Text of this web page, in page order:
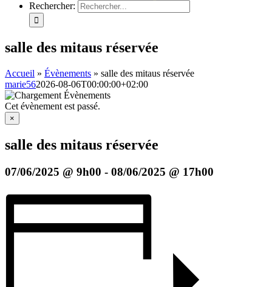
Rechercher:
salle des mitaus réservée
Accueil » Évènements » salle des mitaus réservée
marie562026-08-06T00:00:00+02:00
Cet évènement est passé.
×
salle des mitaus réservée
07/06/2025 @ 9h00 - 08/06/2025 @ 17h00